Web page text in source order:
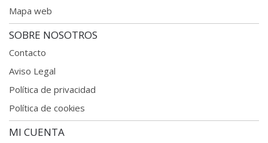
Mapa web
SOBRE NOSOTROS
Contacto
Aviso Legal
Política de privacidad
Política de cookies
MI CUENTA